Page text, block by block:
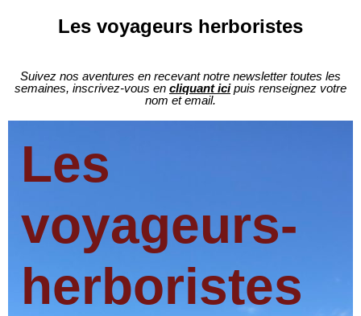
Les voyageurs herboristes
Suivez nos aventures en recevant notre newsletter toutes les
semaines, inscrivez-vous en cliquant icipuis renseignez votre
nom et email.
Les
voyageurs-
herboristes